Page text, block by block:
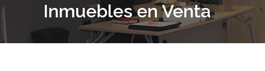
Inmuebles en Venta